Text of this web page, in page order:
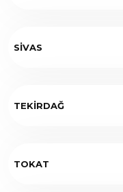
SİVAS
TEKİRDAĞ
TOKAT